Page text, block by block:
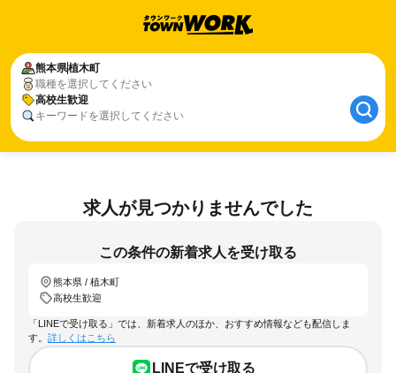
熊本県植木町
職種を選択してください
高校生歓迎
キーワードを選択してください
求人が見つかりませんでした
この条件の新着求人を受け取る
熊本県 / 植木町
高校生歓迎
「LINEで受け取る」では、新着求人のほか、おすすめ情報なども配信しま
す。 詳しくはこちら
LINEで受け取る